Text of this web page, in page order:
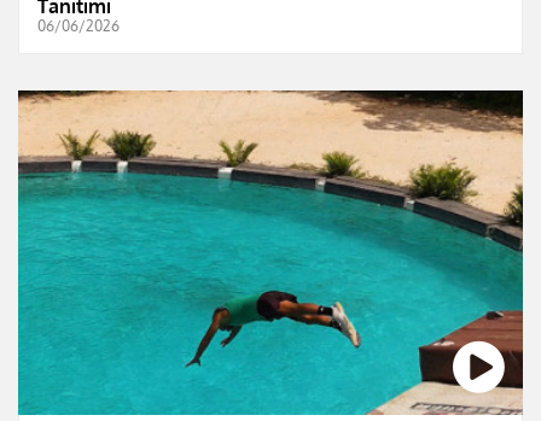
Tanıtımı
06/06/2026